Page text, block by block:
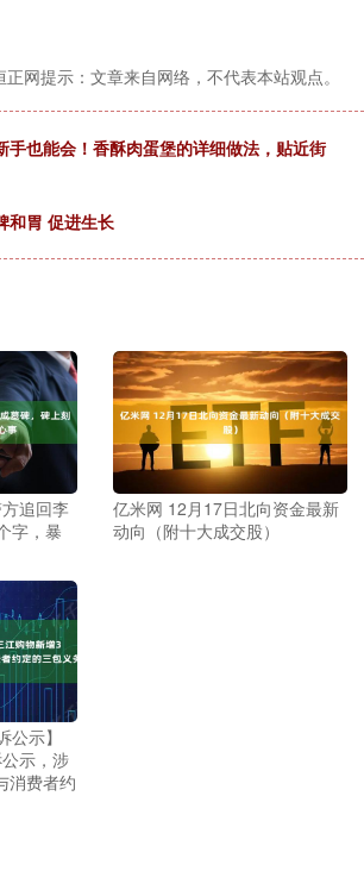
正网提示：文章来自网络，不代表本站观点。
手也能会！香酥肉蛋堡的详细做法，贴近街
和胃 促进生长
追回李
字，暴
亿米网 12月17日北向资金最新
动向（附十大成交股）
示】
示，涉
消费者约